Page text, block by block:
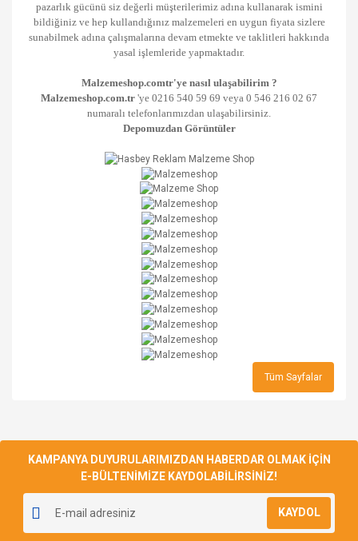
pazarlık gücünü siz değerli müşterilerimiz adına kullanarak ismini
bildiğiniz ve hep kullandığınız malzemeleri en uygun fiyata sizlere
sunabilmek adına çalışmalarına devam etmekte ve taklitleri hakkında
yasal işlemleride yapmaktadır.
Malzemeshop.comtr'ye nasıl ulaşabilirim ?
Malzemeshop.com.tr 'ye 0216 540 59 69 veya 0 546 216 02 67
numaralı telefonlarımızdan ulaşabilirsiniz.
Depomuzdan Görüntüler
Tüm Sayfalar
KAMPANYA DUYURULARIMIZDAN HABERDAR OLMAK İÇİN
E-BÜLTENİMİZE KAYDOLABİLİRSİNİZ!
KAYDOL